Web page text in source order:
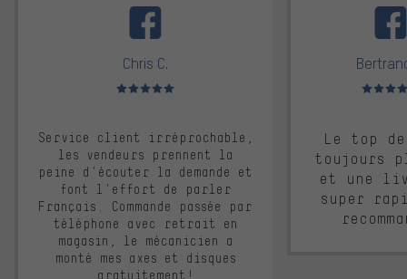
Chris C.
Note moyenne : 5 sur 5
Service client irréprochable,
les vendeurs prennent la
peine d'écouter la demande et
font l'effort de parler
Français. Commande passée par
téléphone avec retrait en
magasin, le mécanicien a
monté mes axes et disques
gratuitement!
Note
Le top
toujours
et une
super